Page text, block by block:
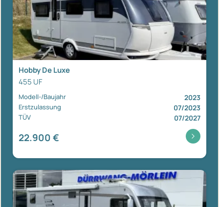
Hobby De Luxe
455 UF
Modell-/Baujahr 2023
Erstzulassung 07/2023
TÜV 07/2027
22.900 €